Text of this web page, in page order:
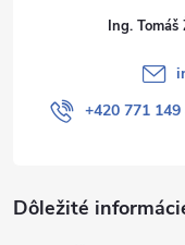
Ing. Tomáš
+420 771
Dôležité